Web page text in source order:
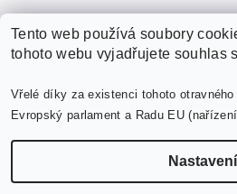
Tento web používá soubory
tohoto webu vyjadřujete souhlas
Vřelé díky za existenci tohoto
Evropský parlament a Radu EU
Nastavení